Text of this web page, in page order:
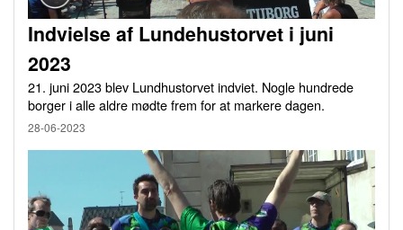
Indvielse af Lundehustorvet i juni
2023
21. juni 2023 blev Lundhustorvet indviet. Nogle hundrede
borger i alle aldre mødte frem for at markere dagen.
28-06-2023